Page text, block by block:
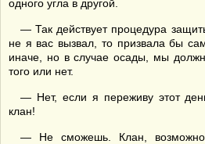
одного угла в другой.
— Так действует процедура
не я вас вызвал, то призвала бы
иначе, но в случае осады, мы
того или нет.
— Нет, если я переживу этот
клан!
— Не сможешь. Клан,